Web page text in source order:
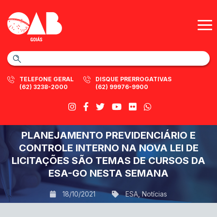
TELEFONE GERAL
(62) 3238-2000
DISQUE PRERROGATIVAS
(62) 99976-9900
PLANEJAMENTO PREVIDENCIÁRIO E
CONTROLE INTERNO NA NOVA LEI DE
LICITAÇÕES SÃO TEMAS DE CURSOS DA
ESA-GO NESTA SEMANA
18/10/2021 ESA Notícias